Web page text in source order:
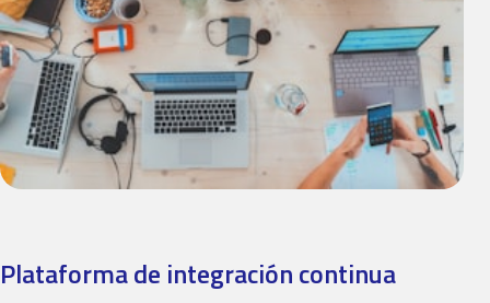
Plataforma de integración continua